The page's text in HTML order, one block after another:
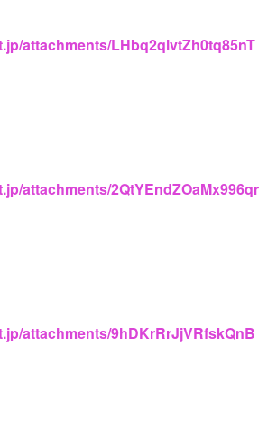
attachments/LHbq2qlvtZh0tq85nT
attachments/2QtYEndZOaMx996qr
attachments/9hDKrRrJjVRfskQnB